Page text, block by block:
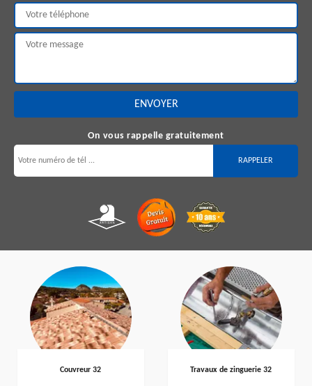
On vous rappelle gratuitement
Couvreur 32 Travaux de zinguerie 32